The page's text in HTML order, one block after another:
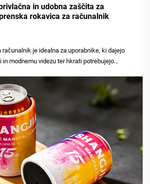
in udobna zaščita za
rokavica za računalnik
računalnik je idealna za uporabnike, ki dajejo
modnemu videzu ter hkrati potrebujejo
poslovnih strokovnjakov in samostojnih
...